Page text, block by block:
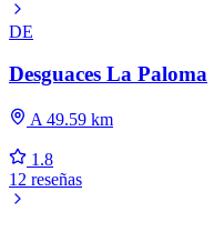
DE
Desguaces La Paloma
A 49.59 km
1.8
12 reseñas